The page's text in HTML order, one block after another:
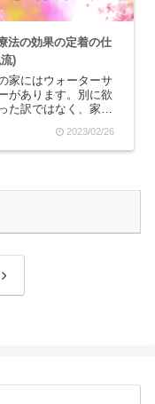
法の効果の定着の仕
)
家にはウォーターサ
があります。別に欲
た訳ではなく、家電
が終わった後、ウォー
ーバーの営業さんが
ちの家にあるウォー
ーバーはちょいちょ
2023/02/26
次